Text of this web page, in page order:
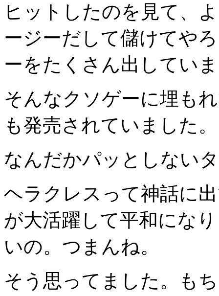
ヒットしたのを見て、
ージーだして儲けてや
ーをたくさん出してい
そんなクソゲーに埋も
も発売されていました。
なんだかパッとしない
ヘラクレスって神話に
が大活躍して平和にな
いの。つまんね。
そう思ってました。も